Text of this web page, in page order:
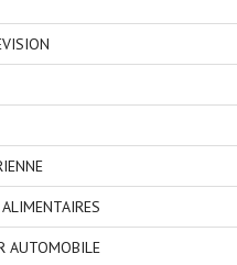
AUTOMOBILE